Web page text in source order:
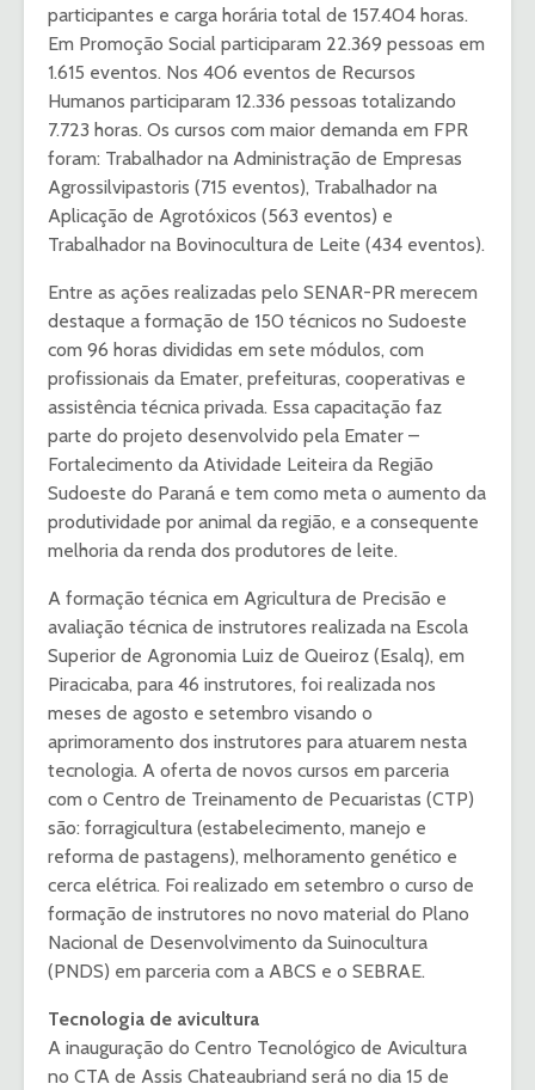
participantes e carga horária total de 157.404 horas.
Em Promoção Social participaram 22.369 pessoas em
1.615 eventos. Nos 406 eventos de Recursos
Humanos participaram 12.336 pessoas totalizando
7.723 horas. Os cursos com maior demanda em FPR
foram: Trabalhador na Administração de Empresas
Agrossilvipastoris (715 eventos), Trabalhador na
Aplicação de Agrotóxicos (563 eventos) e
Trabalhador na Bovinocultura de Leite (434 eventos).
Entre as ações realizadas pelo SENAR-PR merecem
destaque a formação de 150 técnicos no Sudoeste
com 96 horas divididas em sete módulos, com
profissionais da Emater, prefeituras, cooperativas e
assistência técnica privada. Essa capacitação faz
parte do projeto desenvolvido pela Emater –
Fortalecimento da Atividade Leiteira da Região
Sudoeste do Paraná e tem como meta o aumento da
produtividade por animal da região, e a consequente
melhoria da renda dos produtores de leite.
A formação técnica em Agricultura de Precisão e
avaliação técnica de instrutores realizada na Escola
Superior de Agronomia Luiz de Queiroz (Esalq), em
Piracicaba, para 46 instrutores, foi realizada nos
meses de agosto e setembro visando o
aprimoramento dos instrutores para atuarem nesta
tecnologia. A oferta de novos cursos em parceria
com o Centro de Treinamento de Pecuaristas (CTP)
são: forragicultura (estabelecimento, manejo e
reforma de pastagens), melhoramento genético e
cerca elétrica. Foi realizado em setembro o curso de
formação de instrutores no novo material do Plano
Nacional de Desenvolvimento da Suinocultura
(PNDS) em parceria com a ABCS e o SEBRAE.
Tecnologia de avicultura
A inauguração do Centro Tecnológico de Avicultura
no CTA de Assis Chateaubriand será no dia 15 de